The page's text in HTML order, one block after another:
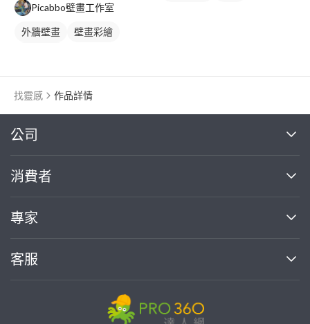
Picabbo壁畫工作室
外牆壁畫
壁畫彩繪
找靈感 作品詳情
公司
關於我們
部落格
加入我們
消費者
買服務
熱門服務
專家
案件中心
客服
繼續完成